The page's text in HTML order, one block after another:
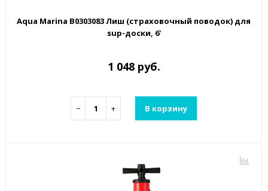
Aqua Marina B0303083 Лиш (страховочный поводок) для
sup-доски, 6'
1 048 руб.
− + В корзину